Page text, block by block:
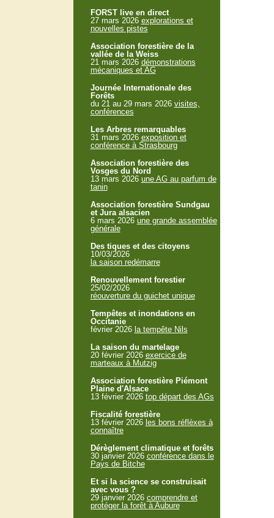
FORST live en direct
27 mars 2026 explorations et
nouvelles pistes
Association forestière de la
vallée de la Weiss
21 mars 2026 démonstrations
mécaniques et AG
Journée Internationale des
Forêts
du 21 au 29 mars 2026 visites,
conférences
Les Arbres remarquables
31 mars 2026 exposition et
conférence à Strasbourg
Association forestière des
Vosges du Nord
13 mars 2026 une AG au parfum de
tanin
Association forestière Sundgau
et Jura alsacien
6 mars 2026 une grande assemblée
générale
Des tiques et des citoyens
10/03/2026
la saison redémarre
Renouvellement forestier
25/02/2026
réouverture du guichet unique
Tempêtes et inondations en
Occitanie
février 2026 la tempête Nils
La saison du martelage
20 février 2026 exercice de
marteaux à Mutzig
Association forestière Piémont
Plaine d'Alsace
13 février 2026 top départ des AGs
Fiscalité forestière
13 février 2026 les bons réflèxes à
connaître
Dérèglement climatique et forêts
30 janvier 2026 conférence dans le
Pays de Bitche
Et si la science se construisait
avec vous ?
29 janvier 2026 comprendre et
protéger la forêt à Aubure